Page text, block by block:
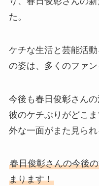
た。
ケチな生活と芸能活
の姿は、多くのファン
今後も春日俊彰さんの
彼のケチぶりがどこ
外な一面がまた見られ
春日俊彰さんの今後
まります！